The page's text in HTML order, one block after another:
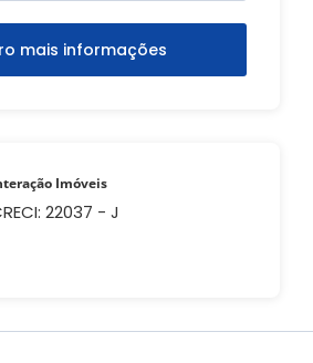
mais informações
Imóveis
22037 - J